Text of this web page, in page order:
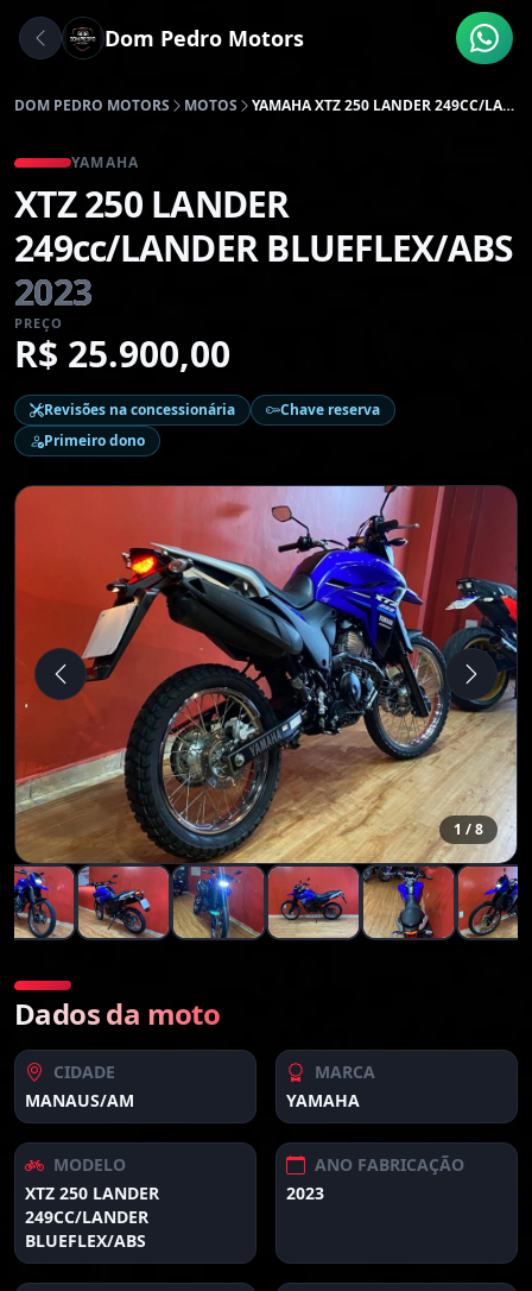
Dom Pedro Motors
YAMAHA XTZ 250 LANDER 249cc/LANDER
DOM PEDRO MOTORS MOTOS YAMAHA XTZ 250 LANDER 249CC/LANDER BLUEFLEX/ABS 2023
YAMAHA
XTZ 250 LANDER
249cc/LANDER BLUEFLEX/ABS
2023
PREÇO
R$ 25.900,00
Revisões na concessionária
Chave reserva
Primeiro dono
1 / 8
Dados da moto
CIDADE
MANAUS/AM
MARCA
YAMAHA
MODELO
XTZ 250 LANDER
249CC/LANDER
BLUEFLEX/ABS
ANO FABRICAÇÃO
2023